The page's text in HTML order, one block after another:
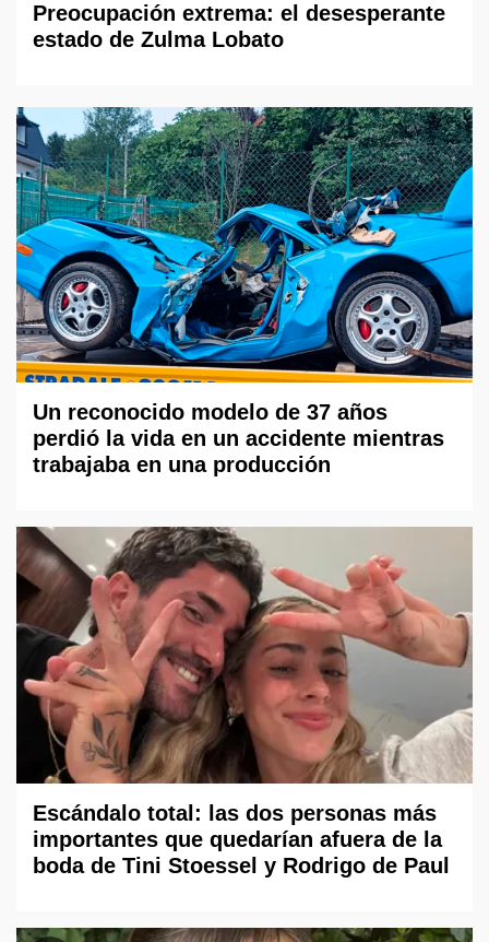
Preocupación extrema: el desesperante
estado de Zulma Lobato
Un reconocido modelo de 37 años
perdió la vida en un accidente mientras
trabajaba en una producción
Escándalo total: las dos personas más
importantes que quedarían afuera de la
boda de Tini Stoessel y Rodrigo de Paul